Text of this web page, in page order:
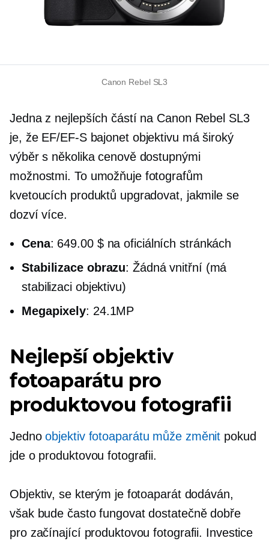
Canon Rebel SL3
Jedna z nejlepších částí na Canon Rebel SL3
je, že EF/EF-Sbajonet objektivu má široký
výběr s několika cenově dostupnými
možnostmi. To umožňuje fotografům
kvetoucích produktů upgradovat, jakmile se
dozví více.
Cena: 649.00 $ na oficiálních stránkách
Stabilizace obrazu: Žádná vnitřní (má
stabilizaci objektivu)
Megapixely: 24.1MP
Nejlepší objektiv
fotoaparátu pro
produktovou fotografii
Jednoobjektiv fotoaparátu může změnit pokud
jde o produktovou fotografii.
Objektiv, se kterým je fotoaparát dodáván,
však bude často fungovat dostatečně dobře
pro začínající produktovou fotografii. Investice